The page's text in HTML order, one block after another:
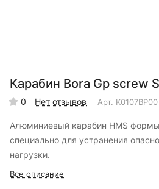
Карабин Bora Gp screw
0 Нет отзывов Арт. K0107BP00
Алюминиевый карабин HMS формы
специально для устранения
нагрузки.
Все описание